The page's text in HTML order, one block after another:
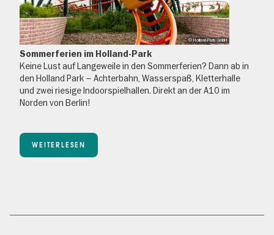
© Holland-Park GmbH
Sommerferien im Holland-Park
Keine Lust auf Langeweile in den Sommerferien? Dann ab in
den Holland Park – Achterbahn, Wasserspaß, Kletterhalle
und zwei riesige Indoorspielhallen. Direkt an der A10 im
Norden von Berlin!
WEITERLESEN